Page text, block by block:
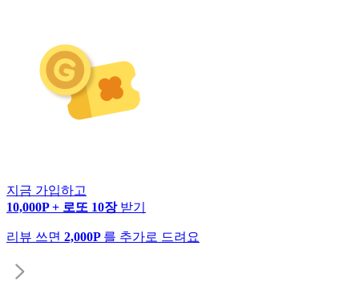
지금 가입하고
10,000P + 로또 10장 받기
리뷰 쓰면 2,000P 를 추가로 드려요